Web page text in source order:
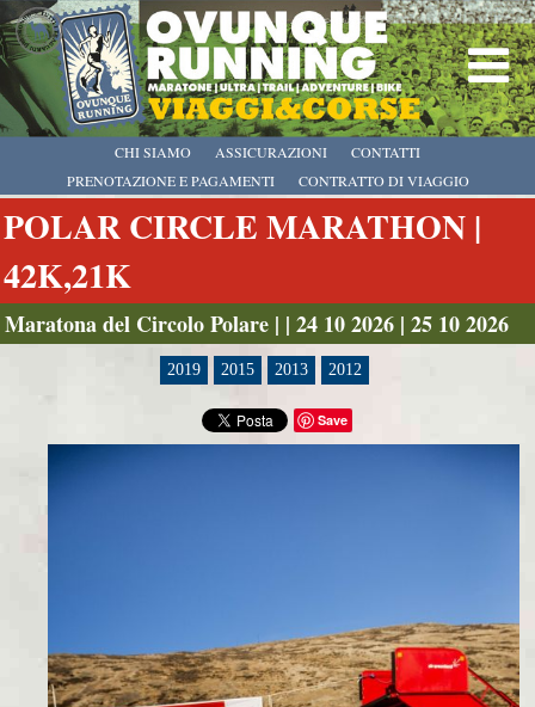
CHI SIAMO
PRENOTAZIONE E PAGAMENTI
CONTRATTO DI VIAGGIO
ASSICURAZIONI CONTATTI
POLAR CIRCLE MARATHON |
42K,21K
Maratona del Circolo Polare | | 24 10 2026 | 25 10 2026
2019 2015 2013 2012
Save